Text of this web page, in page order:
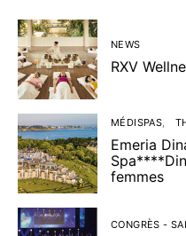
NEWS
RXV
MÉDISPAS
Emeria
femmes
CONGRÈS -